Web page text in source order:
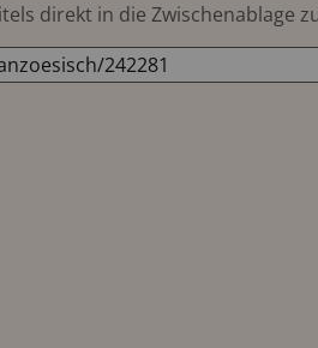
direkt in die Zwischenablage